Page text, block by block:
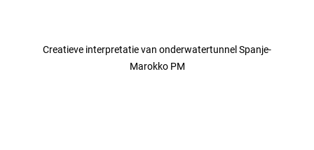
Creatieve interpretatie van onderwatertunnel Spanje-
Marokko PM